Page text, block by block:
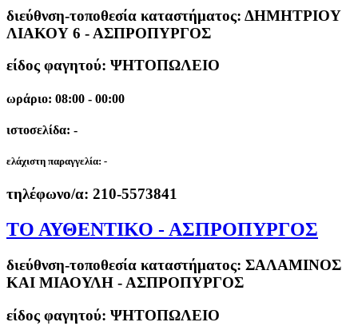
διεύθνση-τοποθεσία καταστήματος: ΔΗΜΗΤΡΙΟΥ
ΛΙΑΚΟΥ 6 - ΑΣΠΡΟΠΥΡΓΟΣ
είδος φαγητού: ΨΗΤΟΠΩΛΕΙΟ
ωράριο: 08:00 - 00:00
ιστοσελίδα: -
ελάχιστη παραγγελία: -
τηλέφωνο/α: 210-5573841
ΤΟ ΑΥΘΕΝΤΙΚΟ - ΑΣΠΡΟΠΥΡΓΟΣ
διεύθνση-τοποθεσία καταστήματος: ΣΑΛΑΜΙΝΟΣ
ΚΑΙ ΜΙΑΟΥΛΗ - ΑΣΠΡΟΠΥΡΓΟΣ
είδος φαγητού: ΨΗΤΟΠΩΛΕΙΟ